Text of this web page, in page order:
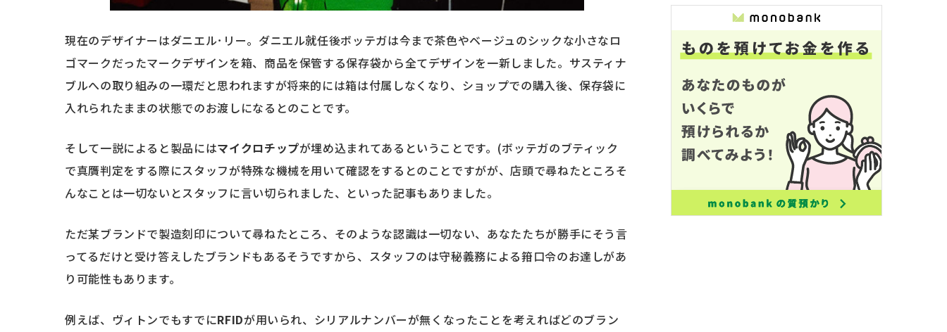
現在のデザイナーはダニエル･リー。ダニエル就任後ボッテガは今まで茶色やベージュのシックな小さなロ
ゴマークだったマークデザインを箱、商品を保管する保存袋から全てデザインを一新しました。サスティナ
ブルへの取り組みの一環だと思われますが将来的には箱は付属しなくなり、ショップでの購入後、保存袋に
入れられたままの状態でのお渡しになるとのことです。
そして一説によると製品にはマイクロチップが埋め込まれてあるということです。(ボッテガのブティック
で真贋判定をする際にスタッフが特殊な機械を用いて確認をするとのことですがが、店頭で尋ねたところそ
んなことは一切ないとスタッフに言い切られました、といった記事もありました。
ただ某ブランドで製造刻印について尋ねたところ、そのような認識は一切ない、あなたたちが勝手にそう言
ってるだけと受け答えしたブランドもあるそうですから、スタッフのは守秘義務による箝口令のお達しがあ
り可能性もあります。
例えば、ヴィトンでもすでにRFIDが用いられ、シリアルナンバーが無くなったことを考えればどのブラン